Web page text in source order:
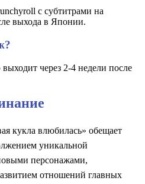
с субтитрами на
выхода в Японии.
через 2-4 недели после
кукла влюбилась» обещает
уникальной
персонажами,
отношений главных